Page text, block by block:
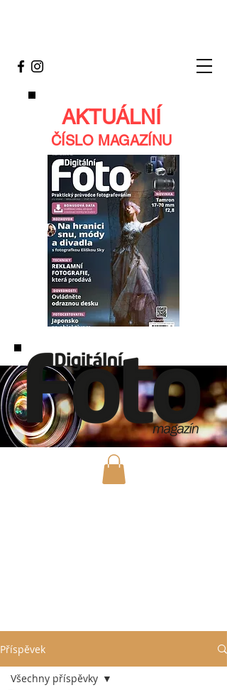
AKTUÁLNÍ
ČÍSLO MAGAZÍNU
Příspěvek
Všechny příspěvky